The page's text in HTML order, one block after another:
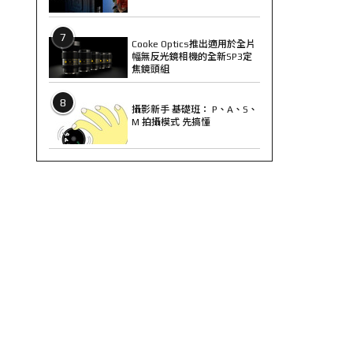
7
Cooke Optics推出適用於全片
幅無反光鏡相機的全新SP3定
焦鏡頭組
8
攝影新手 基礎班： P、A、S、
M 拍攝模式 先搞懂